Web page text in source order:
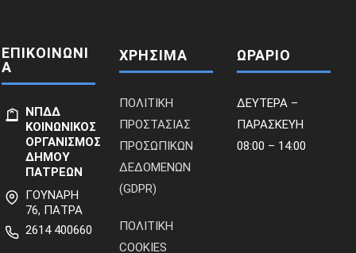
ΕΠΙΚΟΙΝΩΝΙ
Α
ΝΠΔΔ
ΚΟΙΝΩΝΙΚΟΣ
ΟΡΓΑΝΙΣΜΟΣ
ΔΗΜΟΥ
ΠΑΤΡΕΩΝ
ΓΟΥΝΑΡΗ
76, ΠΑΤΡΑ
2614 400660
ΧΡΗΣΙΜΑ
ΠΟΛΙΤΙΚΗ
ΠΡΟΣΤΑΣΙΑΣ
ΠΡΟΣΩΠΙΚΩΝ
ΔΕΔΟΜΕΝΩΝ
(GDPR)
ΠΟΛΙΤΙΚΗ
COOKIES
ΩΡΑΡΙΟ
ΔΕΥΤΕΡΑ –
ΠΑΡΑΣΚΕΥΗ
08:00 – 14:00